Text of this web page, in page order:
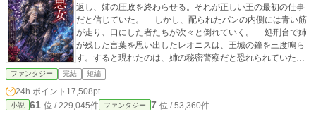
返し、姉の圧政を終わらせる。それが正しい王の最初の仕事
だと信じていた。 しかし、配られたパンの内側には青い筋
が走り、口にした者たちが次々と倒れていく。 処刑台で姉
が残した言葉を思い出したレオニスは、王城の鐘を三度鳴ら
す。すると現れたのは、姉の秘密警察だと恐れられていた
〈灰衣隊〉だった。 封鎖された穀物、焼かれた畑、外国へ
の送金、王都から遠ざけられた軍隊。姉の悪政とされたすべ
ては、王国を青灰病から守るための非常措置だった。 自分
が信じたい言葉だけを選び、姉へ毒杯を渡したことを知るレ
ファンタジー 完結 短編
24h.ポイント 17,508pt
小説 61 位 / 229,045件 ファンタジー 7 位 / 53,360件